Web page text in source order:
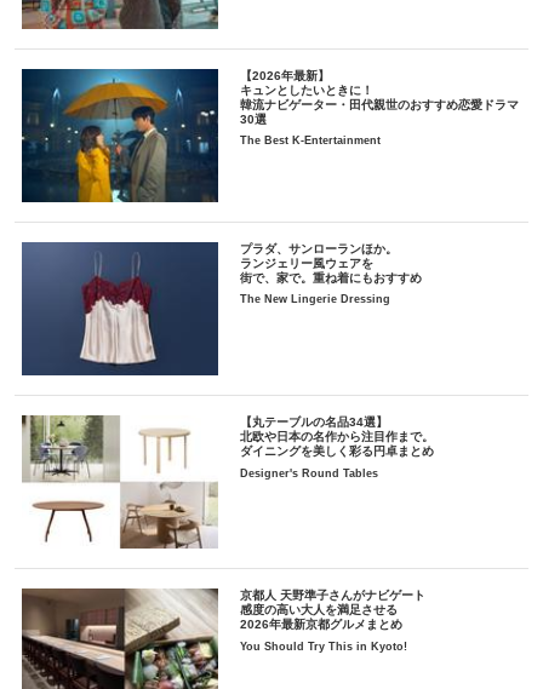
【2026年最新】
キュンとしたいときに！
韓流ナビゲーター・田代親世のおすすめ恋愛ドラマ
30選
The Best K-Entertainment
プラダ、サンローランほか。
ランジェリー風ウェアを
街で、家で。重ね着にもおすすめ
The New Lingerie Dressing
【丸テーブルの名品34選】
北欧や日本の名作から注目作まで。
ダイニングを美しく彩る円卓まとめ
Designer's Round Tables
京都人 天野準子さんがナビゲート
感度の高い大人を満足させる
2026年最新京都グルメまとめ
You Should Try This in Kyoto!